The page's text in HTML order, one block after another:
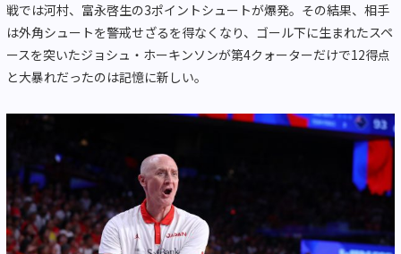
戦では河村、富永啓生の3ポイントシュートが爆発。その結果、相手
は外角シュートを警戒せざるを得なくなり、ゴール下に生まれたスペ
ースを突いたジョシュ・ホーキンソンが第4クォーターだけで12得点
と大暴れだったのは記憶に新しい。